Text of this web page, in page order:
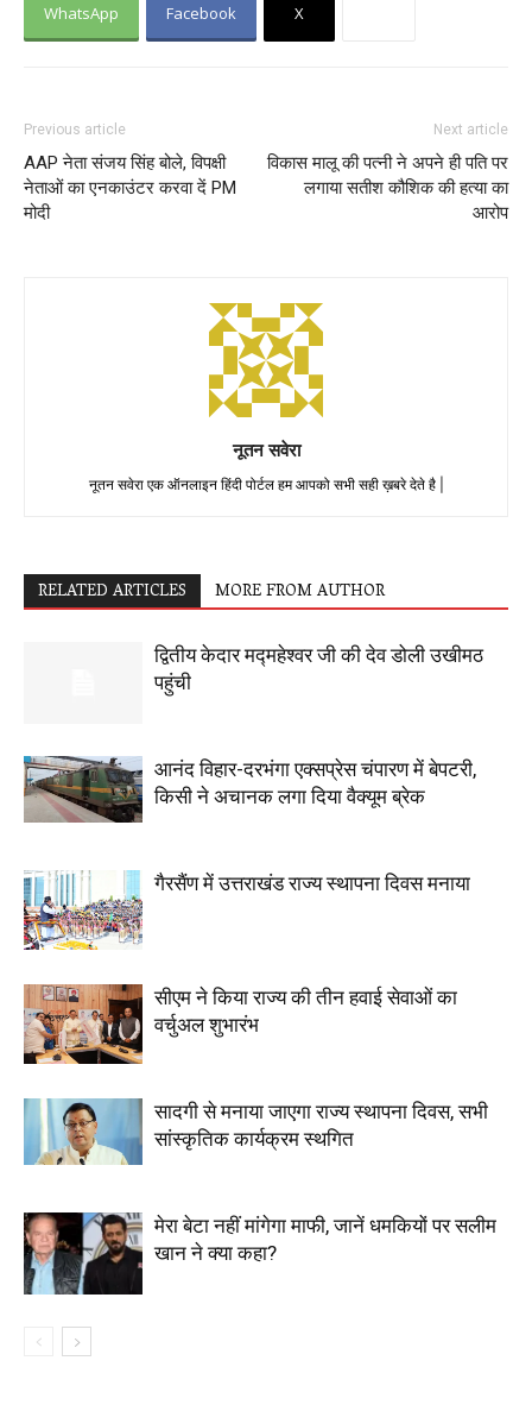
WhatsApp Facebook X
Previous article
AAP नेता संजय सिंह बोले, विपक्षी
नेताओं का एनकाउंटर करवा दें PM
मोदी
Next article
विकास मालू की पत्नी ने अपने ही पति पर
लगाया सतीश कौशिक की हत्या का
आरोप
नूतन सवेरा
नूतन सवेरा एक ऑनलाइन हिंदी पोर्टल हम आपको सभी सही ख़बरे देते है |
RELATED ARTICLES MORE FROM AUTHOR
द्वितीय केदार मद्महेश्वर जी की देव डोली उखीमठ
पहुंची
आनंद विहार-दरभंगा एक्सप्रेस चंपारण में बेपटरी,
किसी ने अचानक लगा दिया वैक्यूम ब्रेक
गैरसैंण में उत्तराखंड राज्य स्थापना दिवस मनाया
सीएम ने किया राज्य की तीन हवाई सेवाओं का
वर्चुअल शुभारंभ
सादगी से मनाया जाएगा राज्य स्थापना दिवस, सभी
सांस्कृतिक कार्यक्रम स्थगित
मेरा बेटा नहीं मांगेगा माफी, जानें धमकियों पर सलीम
खान ने क्या कहा?